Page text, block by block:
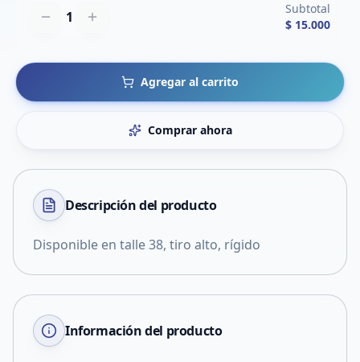
1
Subtotal
$ 15.000
Agregar al carrito
Comprar ahora
Descripción del producto
Disponible en talle 38, tiro alto, rígido
Información del producto